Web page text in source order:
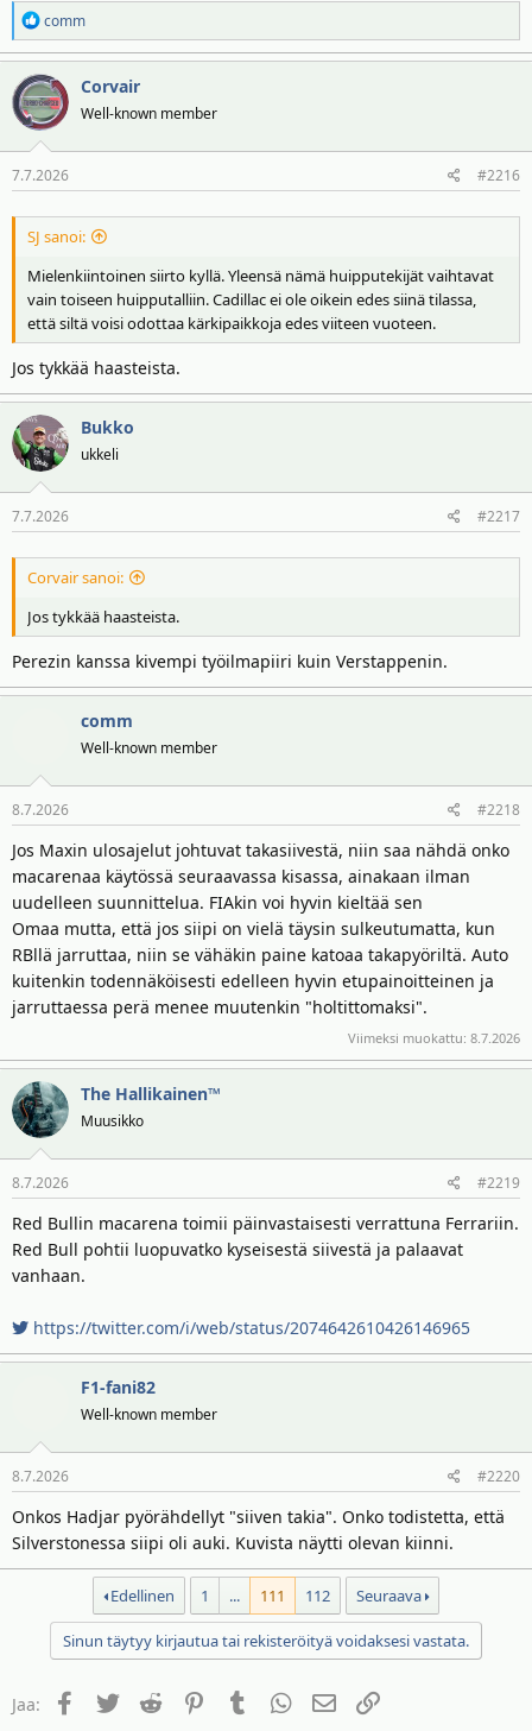
R
e
a
k
t
i
o
t
comm
Corvair
Well-known member
7.7.2026 #2216
SJ sanoi:
Mielenkiintoinen siirto kyllä. Yleensä nämä huipputekijät vaihtavat
vain toiseen huipputalliin. Cadillac ei ole oikein edes siinä tilassa,
että siltä voisi odottaa kärkipaikkoja edes viiteen vuoteen.
Jos tykkää haasteista.
Bukko
ukkeli
7.7.2026 #2217
Corvair sanoi:
Jos tykkää haasteista.
Perezin kanssa kivempi työilmapiiri kuin Verstappenin.
comm
Well-known member
8.7.2026 #2218
Jos Maxin ulosajelut johtuvat takasiivestä, niin saa nähdä onko
macarenaa käytössä seuraavassa kisassa, ainakaan ilman
uudelleen suunnittelua. FIAkin voi hyvin kieltää sen
Omaa mutta, että jos siipi on vielä täysin sulkeutumatta, kun
RBllä jarruttaa, niin se vähäkin paine katoaa takapyöriltä. Auto
kuitenkin todennäköisesti edelleen hyvin etupainoitteinen ja
jarruttaessa perä menee muutenkin "holtittomaksi".
Viimeksi muokattu: 8.7.2026
The Hallikainen™
Muusikko
8.7.2026 #2219
Red Bullin macarena toimii päinvastaisesti verrattuna Ferrariin.
Red Bull pohtii luopuvatko kyseisestä siivestä ja palaavat
vanhaan.
https://twitter.com/i/web/status/2074642610426146965
F1-fani82
Well-known member
8.7.2026 #2220
Onkos Hadjar pyörähdellyt "siiven takia". Onko todistetta, että
Silverstonessa siipi oli auki. Kuvista näytti olevan kiinni.
Edellinen 1 ... 111 112 Seuraava
Sinun täytyy kirjautua tai rekisteröityä voidaksesi vastata.
Jaa: Facebook
TwitterReddit PinterestTumblrWhatsAppSähköposti
Linkki